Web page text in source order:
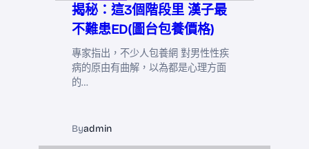
揭秘：這3個階段里 漢子最
不難患ED(圖台包養價格)
專家指出，不少人包養網 對男性性疾
病的原由有曲解，以為都是心理方面
的…
Byadmin